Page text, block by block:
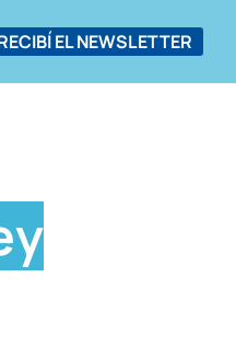
EL NEWSLETTER